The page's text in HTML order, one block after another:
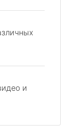
и